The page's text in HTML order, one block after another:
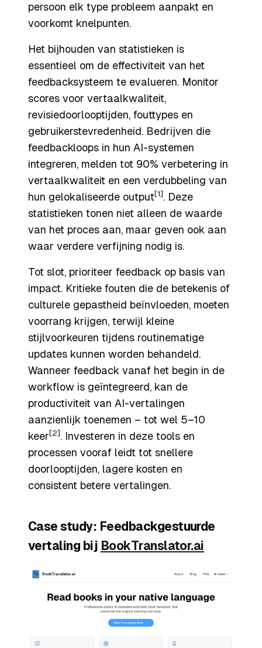
persoon elk type probleem aanpakt en
voorkomt knelpunten.
Het bijhouden van statistieken is
essentieel om de effectiviteit van het
feedbacksysteem te evalueren. Monitor
scores voor vertaalkwaliteit,
revisiedoorlooptijden, fouttypes en
gebruikerstevredenheid. Bedrijven die
feedbackloops in hun AI-systemen
integreren, melden tot 90% verbetering in
vertaalkwaliteit en een verdubbeling van
hun gelokaliseerde output[1] . Deze
statistieken tonen niet alleen de waarde
van het proces aan, maar geven ook aan
waar verdere verfijning nodig is.
Tot slot, prioriteer feedback op basis van
impact. Kritieke fouten die de betekenis of
culturele gepastheid beïnvloeden, moeten
voorrang krijgen, terwijl kleine
stijlvoorkeuren tijdens routinematige
updates kunnen worden behandeld.
Wanneer feedback vanaf het begin in de
workflow is geïntegreerd, kan de
productiviteit van AI-vertalingen
aanzienlijk toenemen – tot wel 5–10
keer [2] . Investeren in deze tools en
processen vooraf leidt tot snellere
doorlooptijden, lagere kosten en
consistent betere vertalingen.
Case study: Feedbackgestuurde
vertaling bij BookTranslator.ai